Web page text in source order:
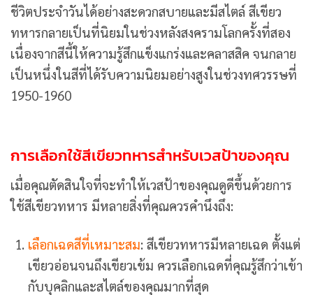
ชีวิตประจำวันได้อย่างสะดวกสบายและมีสไตล์ สีเขียว
ทหารกลายเป็นที่นิยมในช่วงหลังสงครามโลกครั้งที่สอง
เนื่องจากสีนี้ให้ความรู้สึกแข็งแกร่งและคลาสสิค จนกลาย
เป็นหนึ่งในสีที่ได้รับความนิยมอย่างสูงในช่วงทศวรรษที่
1950-1960
การเลือกใช้สีเขียวทหารสำหรับเวสป้าของคุณ
เมื่อคุณตัดสินใจที่จะทำให้เวสป้าของคุณดูดีขึ้นด้วยการ
ใช้สีเขียวทหาร มีหลายสิ่งที่คุณควรคำนึงถึง:
เลือกเฉดสีที่เหมาะสม: สีเขียวทหารมีหลายเฉด ตั้งแต่
เขียวอ่อนจนถึงเขียวเข้ม ควรเลือกเฉดที่คุณรู้สึกว่าเข้า
กับบุคลิกและสไตล์ของคุณมากที่สุด